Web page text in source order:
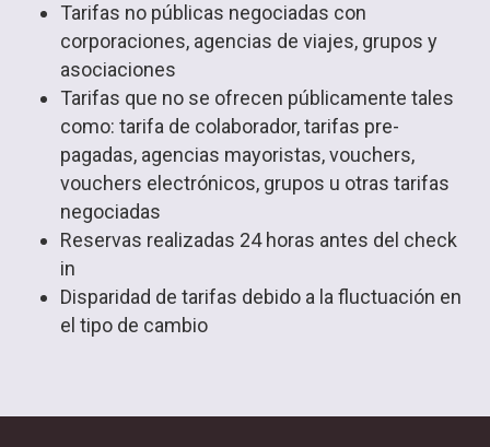
Tarifas no públicas negociadas con
corporaciones, agencias de viajes, grupos y
asociaciones
Tarifas que no se ofrecen públicamente tales
como: tarifa de colaborador, tarifas pre-
pagadas, agencias mayoristas, vouchers,
vouchers electrónicos, grupos u otras tarifas
negociadas
Reservas realizadas 24 horas antes del check
in
Disparidad de tarifas debido a la fluctuación en
el tipo de cambio